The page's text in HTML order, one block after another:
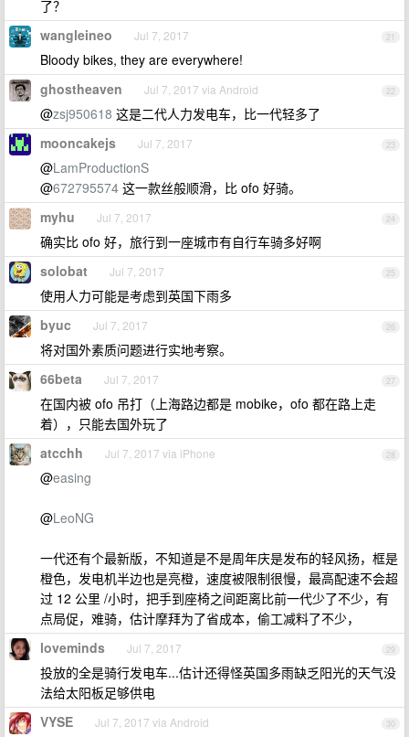
了？
21
wangleineo Jul 7, 2017
Bloody bikes, they are everywhere!
22
ghostheaven Jul 7, 2017 via Android
@zsj950618 这是二代人力发电车，比一代轻多了
23
mooncakejs Jul 7, 2017
@LamProductionS
@672795574 这一款丝般顺滑，比 ofo 好骑。
24
myhu Jul 7, 2017
确实比 ofo 好，旅行到一座城市有自行车骑多好啊
25
solobat Jul 7, 2017
使用人力可能是考虑到英国下雨多
26
byuc Jul 7, 2017
将对国外素质问题进行实地考察。
27
66beta Jul 7, 2017
在国内被 ofo 吊打（上海路边都是 mobike，ofo 都在路上走
着），只能去国外玩了
28
atcchh Jul 7, 2017 via iPhone
@easing
@LeoNG
一代还有个最新版，不知道是不是周年庆是发布的轻风扬，框是
橙色，发电机半边也是亮橙，速度被限制很慢，最高配速不会超
过 12 公里 /小时，把手到座椅之间距离比前一代少了不少，有
点局促，难骑，估计摩拜为了省成本，偷工减料了不少，
29
loveminds Jul 7, 2017
投放的全是骑行发电车...估计还得怪英国多雨缺乏阳光的天气没
法给太阳板足够供电
30
VYSE Jul 7, 2017 via Android